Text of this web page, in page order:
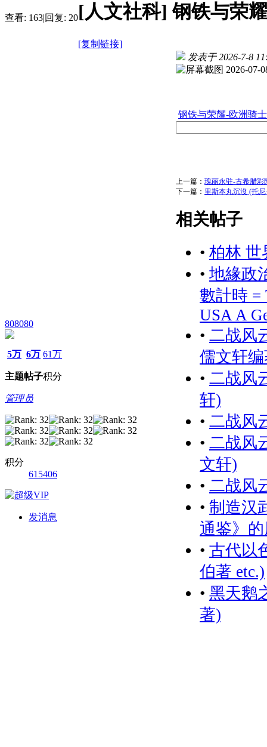
查看: 163|回复: 20[人文社科]钢铁与荣
[复制链接]
808080
5万
主题
6万
帖子
61万
积分
管理员
积分
615406
发消息
发表于 2026-7-8
钢铁与荣耀-欧洲骑
上一篇： 瑰丽永驻-古希腊彩
下一篇： 里斯本丸沉沒 (托尼
相关帖子
• 柏林 世
• 地緣政
數計時 =
USA A
• 二战风
儒文轩
• 二战风
轩)
• 二战风
• 二战风
文轩)
• 二战风
• 制造汉
通鉴》
• 古代以
伯著 etc.)
• 黑天鹅
著)